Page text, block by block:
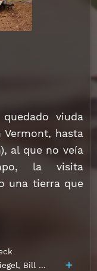
viuda
Vermont, hasta
al que no veía
la visita
una tierra que
, Bill Pullman ,